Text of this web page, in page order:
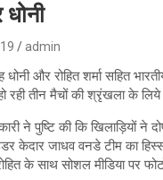
admin
धोनी और रोहित शर्मा सहित
रही तीन मैचों की श्रृंखला के लिये
ने पुष्टि की कि खिलाड़ियों ने
केदार जाधव वनडे टीम का
के साथ सोशल मीडिया पर